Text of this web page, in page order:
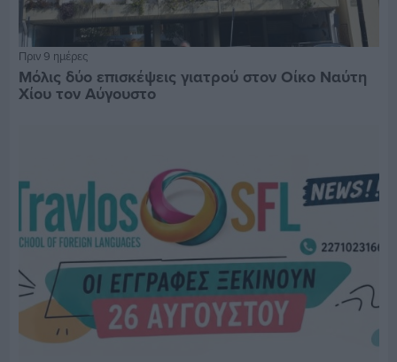
Πριν 9 ημέρες
Μόλις δύο επισκέψεις γιατρού στον Οίκο Ναύτη
Χίου τον Αύγουστο